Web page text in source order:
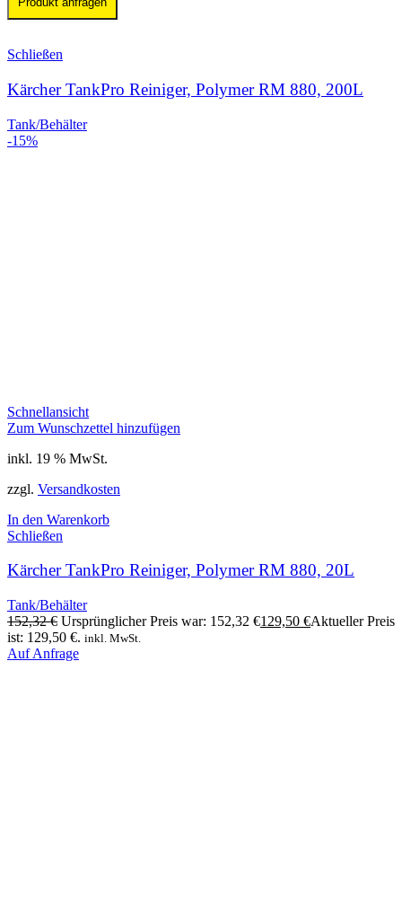
Schließen
Kärcher TankPro Reiniger, Polymer RM 880, 200L
Tank/Behälter
-15%
Schnellansicht
Zum Wunschzettel hinzufügen
inkl. 19 % MwSt.
zzgl. Versandkosten
In den Warenkorb
Schließen
Kärcher TankPro Reiniger, Polymer RM 880, 20L
Tank/Behälter
152,32€ Ursprünglicher Preis war: 152,32 €129,50 €Aktueller Preis
ist: 129,50 €. inkl. MwSt.
Auf Anfrage